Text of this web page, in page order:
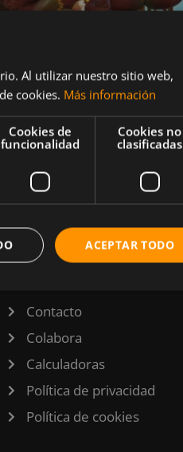
Contacto
Colabora
Calculadoras
Política de privacidad
Política de cookies
Al utilizar nuestro sitio web,
cookies. Más información
Cookies de
funcionalidad
Cookies no
clasificadas
ACEPTAR TODO